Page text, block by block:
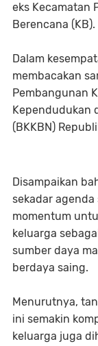
eks Kecamatan
Berencana (KB).
Dalam
membacakan
Pembangunan
Kependudukan
(BKKBN)
Disampaikan
sekadar
momentum
keluarga
sumber daya
berdaya saing.
Menurutnya,
ini semakin
keluarga juga